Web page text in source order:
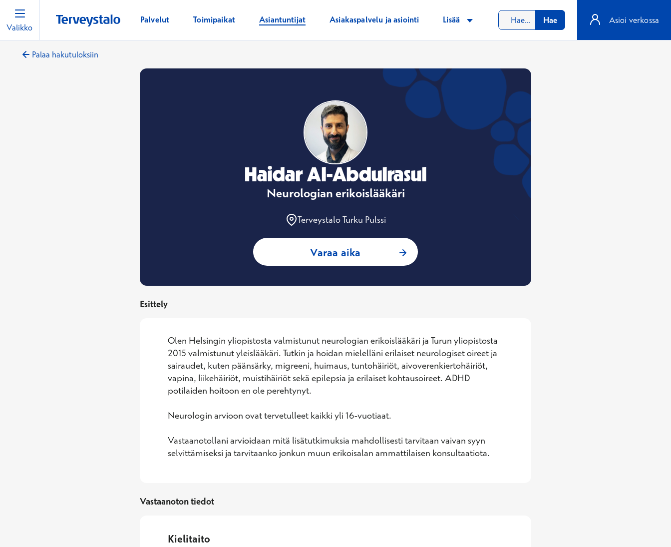
Valikko
Palvelut Toimipaikat Asiantuntijat Asiakaspalvelu ja asiointi Lisää Hae Asioi verkossa
Palaa hakutuloksiin
Haidar Al-Abdulrasul
Neurologian erikoislääkäri
Terveystalo Turku Pulssi
Varaa aika : Haidar Al-Abdulrasul, Neurologian erikoislääkäri
Esittely
Olen Helsingin yliopistosta valmistunut neurologian erikoislääkäri ja Turun yliopistosta
2015 valmistunut yleislääkäri. Tutkin ja hoidan mielelläni erilaiset neurologiset oireet ja
sairaudet, kuten päänsärky, migreeni, huimaus, tuntohäiriöt, aivoverenkiertohäiriöt,
vapina, liikehäiriöt, muistihäiriöt sekä epilepsia ja erilaiset kohtausoireet. ADHD
potilaiden hoitoon en ole perehtynyt.
Neurologin arvioon ovat tervetulleet kaikki yli 16-vuotiaat.
Vastaanotollani arvioidaan mitä lisätutkimuksia mahdollisesti tarvitaan vaivan syyn
selvittämiseksi ja tarvitaanko jonkun muun erikoisalan ammattilaisen konsultaatiota.
Vastaanoton tiedot
Kielitaito